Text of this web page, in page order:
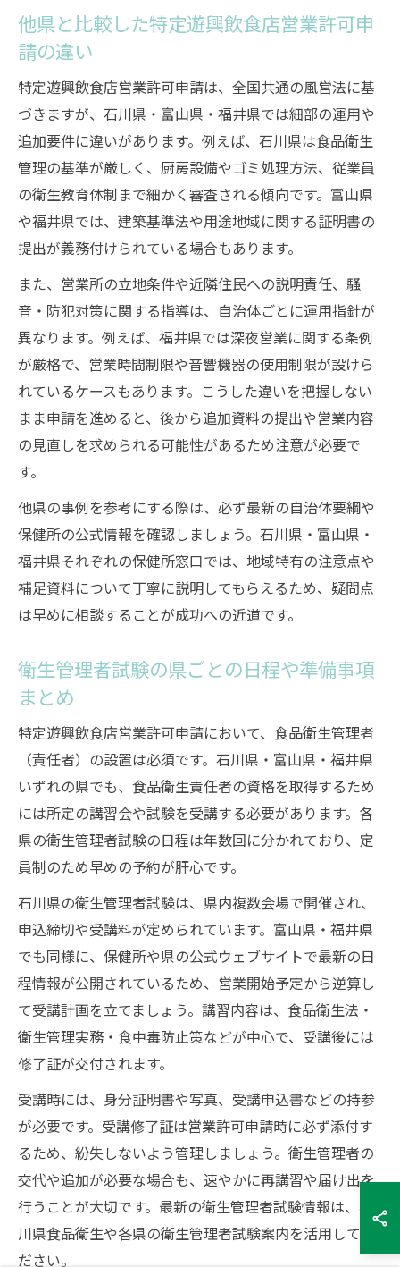
他県と比較した特定遊興飲食店営業許可申
請の違い
特定遊興飲食店営業許可申請は、全国共通の風営法に基
づきますが、石川県・富山県・福井県では細部の運用や
追加要件に違いがあります。例えば、石川県は食品衛生
管理の基準が厳しく、厨房設備やゴミ処理方法、従業員
の衛生教育体制まで細かく審査される傾向です。富山県
や福井県では、建築基準法や用途地域に関する証明書の
提出が義務付けられている場合もあります。
また、営業所の立地条件や近隣住民への説明責任、騒
音・防犯対策に関する指導は、自治体ごとに運用指針が
異なります。例えば、福井県では深夜営業に関する条例
が厳格で、営業時間制限や音響機器の使用制限が設けら
れているケースもあります。こうした違いを把握しない
まま申請を進めると、後から追加資料の提出や営業内容
の見直しを求められる可能性があるため注意が必要で
す。
他県の事例を参考にする際は、必ず最新の自治体要綱や
保健所の公式情報を確認しましょう。石川県・富山県・
福井県それぞれの保健所窓口では、地域特有の注意点や
補足資料について丁寧に説明してもらえるため、疑問点
は早めに相談することが成功への近道です。
衛生管理者試験の県ごとの日程や準備事項
まとめ
特定遊興飲食店営業許可申請において、食品衛生管理者
（責任者）の設置は必須です。石川県・富山県・福井県
いずれの県でも、食品衛生責任者の資格を取得するため
には所定の講習会や試験を受講する必要があります。各
県の衛生管理者試験の日程は年数回に分かれており、定
員制のため早めの予約が肝心です。
石川県の衛生管理者試験は、県内複数会場で開催され、
申込締切や受講料が定められています。富山県・福井県
でも同様に、保健所や県の公式ウェブサイトで最新の日
程情報が公開されているため、営業開始予定から逆算し
て受講計画を立てましょう。講習内容は、食品衛生法・
衛生管理実務・食中毒防止策などが中心で、受講後には
修了証が交付されます。
受講時には、身分証明書や写真、受講申込書などの持参
が必要です。受講修了証は営業許可申請時に必ず添付す
るため、紛失しないよう管理しましょう。衛生管理者の
交代や追加が必要な場合も、速やかに再講習や届け出を
行うことが大切です。最新の衛生管理者試験情報は、石
川県食品衛生や各県の衛生管理者試験案内を活用してく
ださい。